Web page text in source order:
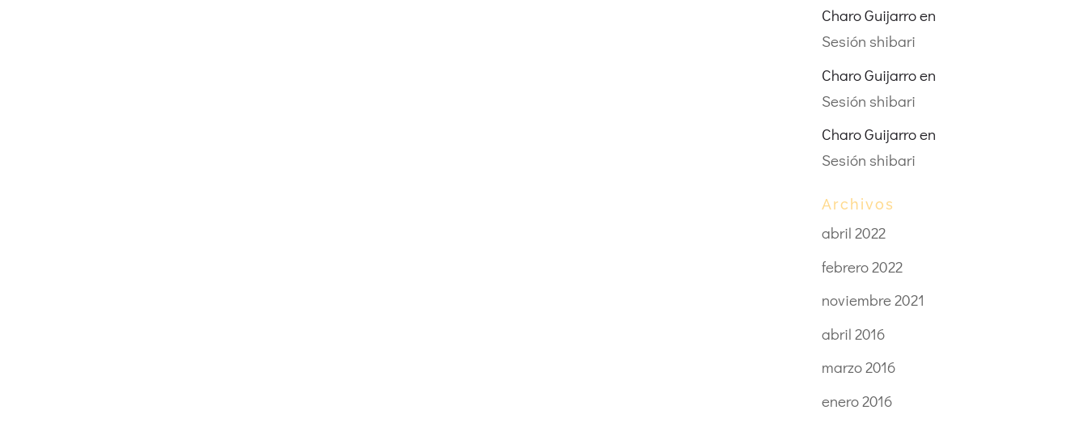
Charo Guijarroen
Sesión shibari
Charo Guijarroen
Sesión shibari
Charo Guijarroen
Sesión shibari
Archivos
abril 2022
febrero 2022
noviembre 2021
abril 2016
marzo 2016
enero 2016